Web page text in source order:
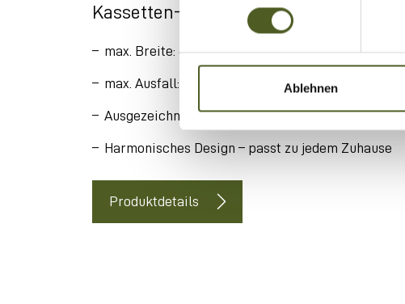
n
g
u
g
s
a
Ablehnen
Kassetten-Markise Terrea K55
max. Breite: 6.000 mm
max. Ausfall: 3.500 mm
Ausgezeichnetes Design für zeitlose Eleganz
Harmonisches Design – passt zu jedem Zuhause
Produktdetails